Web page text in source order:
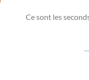
Ce sont les